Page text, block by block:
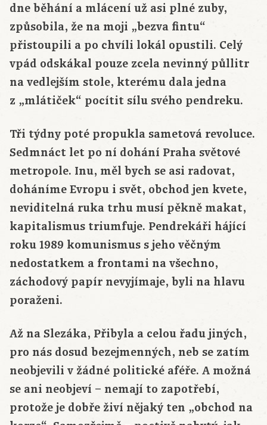
dne běhání a mlácení už asi plné zuby,
způsobila, že na moji „bezva fintu“
přistoupili a po chvíli lokál opustili. Celý
vpád odskákal pouze zcela nevinný půllitr
na vedlejším stole, kterému dala jedna
z „mlátiček“ pocítit sílu svého pendreku.
Tři týdny poté propukla sametová revoluce.
Sedmnáct let po ní dohání Praha světové
metropole. Inu, měl bych se asi radovat,
doháníme Evropu i svět, obchod jen kvete,
neviditelná ruka trhu musí pěkně makat,
kapitalismus triumfuje. Pendrekáři hájící
roku 1989 komunismus s jeho věčným
nedostatkem a frontami na všechno,
záchodový papír nevyjímaje, byli na hlavu
poraženi.
Až na Slezáka, Přibyla a celou řadu jiných,
pro nás dosud bezejmenných, neb se zatím
neobjevili v žádné politické aféře. A možná
se ani neobjeví – nemají to zapotřebí,
protože je dobře živí nějaký ten „obchod na